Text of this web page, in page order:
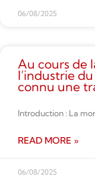
06/08/2025
Au cours de
l’industrie
connu une
Introduction : La
READ MORE »
06/08/2025